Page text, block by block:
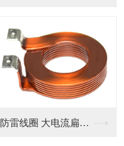
绕线片式功率电感--...